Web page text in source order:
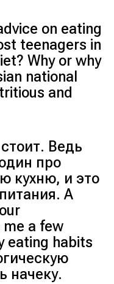
on eating
teenagers in
Why or why
national
and
Ведь
про
кухню, и это
А
me a few
eating habits
начеку.